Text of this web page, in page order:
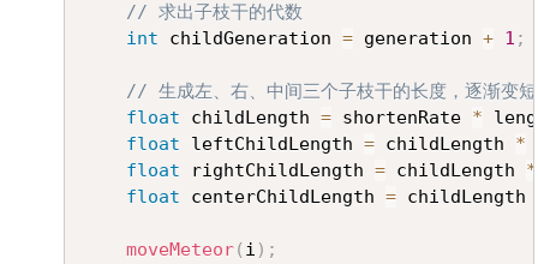
// 求出子枝干的代数
int childGeneration = generation + 1 ;
// 生成左、右、中间三个子枝干的长度，逐渐变
float childLength = shortenRate *
float leftChildLength = childLength *
float rightChildLength = childLength *
float centerChildLength = childLength
moveMeteor( i ) ;